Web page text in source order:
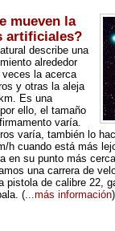
mueven la
artificiales?
describe una
alrededor
la acerca
y otras la aleja
Es una
ello, el tamaño
varía.
varía, también lo
h cuando está más
en su punto más
una carrera de
pistola de calibre 22,
(...más información)